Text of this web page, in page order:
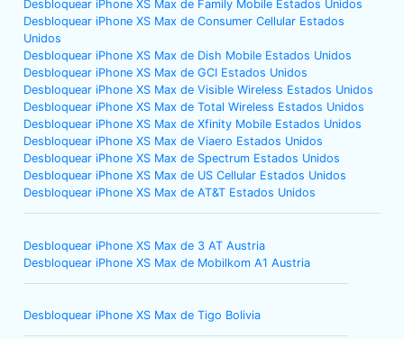
Desbloquear iPhone XS Max de Family Mobile Estados Unidos
Desbloquear iPhone XS Max de Consumer Cellular Estados
Unidos
Desbloquear iPhone XS Max de Dish Mobile Estados Unidos
Desbloquear iPhone XS Max de GCI Estados Unidos
Desbloquear iPhone XS Max de Visible Wireless Estados Unidos
Desbloquear iPhone XS Max de Total Wireless Estados Unidos
Desbloquear iPhone XS Max de Xfinity Mobile Estados Unidos
Desbloquear iPhone XS Max de Viaero Estados Unidos
Desbloquear iPhone XS Max de Spectrum Estados Unidos
Desbloquear iPhone XS Max de US Cellular Estados Unidos
Desbloquear iPhone XS Max de AT&T Estados Unidos
Desbloquear iPhone XS Max de 3 AT Austria
Desbloquear iPhone XS Max de Mobilkom A1 Austria
Desbloquear iPhone XS Max de Tigo Bolivia